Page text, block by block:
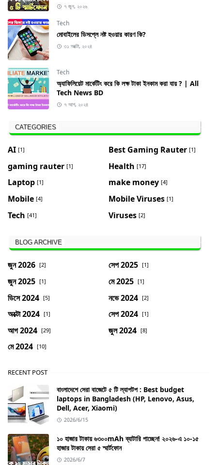
৭ জুন, ২০২৬
Tech
মোবাইলের ডিসপ্লে নষ্ট হওয়ার কারণ কি?
৩১ অক্টো, ২০২৪
Tech
অ্যাফিলিয়েট মার্কেটিং করে কি লক্ষ টাকা ইনকাম করা যায় ? | All
Tech News BD
৭ আগ, ২০২৪
CATEGORIES
AI [1] Best Gaming Rauter [1]
gaming rauter [1] Health [17]
Laptop [1] make money [4]
Mobile [4] Mobile Viruses [1]
Tech [41] Viruses [2]
BLOG ARCHIVE
জুন 2026 [2] সেপ 2025 [1]
জুন 2025 [1] মে 2025 [1]
ডিসে 2024 [5] নভে 2024 [2]
অক্টো 2024 [1] সেপ 2024 [1]
আগ 2024 [29] জুল 2024 [8]
মে 2024 [10]
RECENT POST
বাংলাদেশে সেরা বাজেটে ৫ টি ল্যাপটপ : Best budget
laptops in Bangladesh (HP, Lenovo, Asus,
Dell, Acer, Xiaomi)
2026/6/15
১০ হাজার টাকায় ৬৩০০mAh ব্যাটারি পাচ্ছেন! ২০২৬-এ ১০-১৫
হাজার টাকায় সেরা ৫ স্মার্টফোন
2026/6/7